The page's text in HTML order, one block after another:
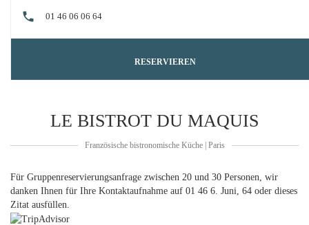
01 46 06 06 64
RESERVIEREN
LE BISTROT DU MAQUIS
Französische bistronomische Küche Paris
Für Gruppenreservierungsanfrage zwischen 20 und 30 Personen, wir
danken Ihnen für Ihre Kontaktaufnahme auf 01 46 6. Juni, 64 oder dieses
Zitat ausfüllen.